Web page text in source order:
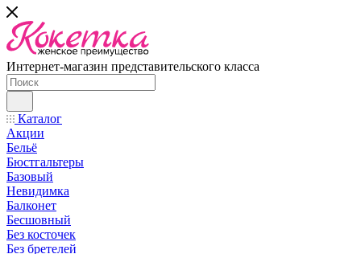
Интернет-магазин представительского класса
Каталог
Акции
Бельё
Бюстгальтеры
Базовый
Невидимка
Балконет
Бесшовный
Без косточек
Без бретелей